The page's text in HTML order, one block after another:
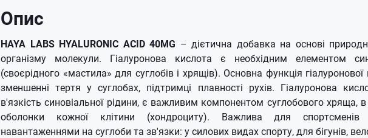
Опис
HAYA LABS HYALURONIC ACID 40MG – дієтична добавка на основі
організму молекули. Гіалуронова кислота є необхідним елементом
(своєрідного «мастила» для суглобів і хрящів). Основна функція
зменшенні тертя у суглобах, підтримці плавності рухів. Гіалуронова
в'язкість синовіальної рідини, є важливим компонентом суглобового хряща,
оболонки кожної клітини (хондроциту). Важлива для спортсменів
навантаженнями на суглоби та зв'язки: у силових видах спорту, для бігунів,